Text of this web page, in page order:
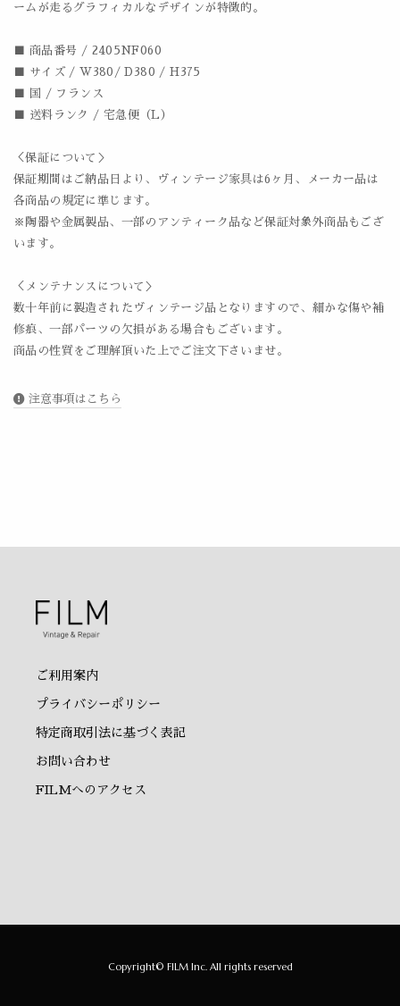
ームが走るグラフィカルなデザインが特徴的。
■ 商品番号 / 2405NF060
■ サイズ / W380/ D380 / H375
■ 国 / フランス
■ 送料ランク / 宅急便（L）
＜保証について＞
保証期間はご納品日より、ヴィンテージ家具は6ヶ月、メーカー品は
各商品の規定に準じます。
※陶器や金属製品、一部のアンティーク品など保証対象外商品もござ
います。
＜メンテナンスについて＞
数十年前に製造されたヴィンテージ品となりますので、細かな傷や補
修痕、一部パーツの欠損がある場合もございます。
商品の性質をご理解頂いた上でご注文下さいませ。
注意事項はこちら
ご利用案内
プライバシーポリシー
特定商取引法に基づく表記
お問い合わせ
FILMへのアクセス
Copyright© FILM Inc. All rights reserved